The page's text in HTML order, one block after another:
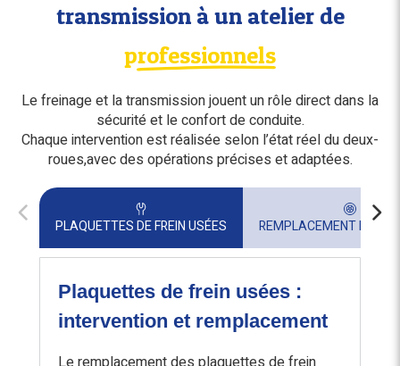
transmission à un atelier de
professionnels
Le freinage et la transmission jouent un rôle direct dans la
sécurité et le confort de conduite.
Chaque intervention est réalisée selon l’état réel du deux-
roues,avec des opérations précises et adaptées.
PLAQUETTES DE FREIN USÉES REMPLACEMENT DU KIT
Plaquettes de frein usées :
intervention et remplacement